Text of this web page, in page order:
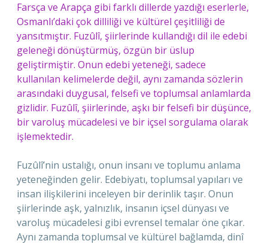
Farsça ve Arapça gibi farklı dillerde yazdığı eserlerle,
Osmanlı’daki çok dilliliği ve kültürel çeşitliliği de
yansıtmıştır. Fuzûlî, şiirlerinde kullandığı dil ile edebi
geleneği dönüştürmüş, özgün bir üslup
geliştirmiştir. Onun edebi yeteneği, sadece
kullanılan kelimelerde değil, aynı zamanda sözlerin
arasındaki duygusal, felsefi ve toplumsal anlamlarda
gizlidir. Fuzûlî, şiirlerinde, aşkı bir felsefi bir düşünce,
bir varoluş mücadelesi ve bir içsel sorgulama olarak
işlemektedir.
Fuzûlî’nin ustalığı, onun insanı ve toplumu anlama
yeteneğinden gelir. Edebiyatı, toplumsal yapıları ve
insan ilişkilerini inceleyen bir derinlik taşır. Onun
şiirlerinde aşk, yalnızlık, insanın içsel dünyası ve
varoluş mücadelesi gibi evrensel temalar öne çıkar.
Aynı zamanda toplumsal ve kültürel bağlamda, dinî